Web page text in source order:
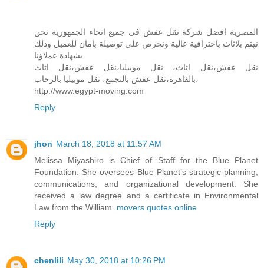
المصرية افضل شركة نقل عفش فى جميع انحاء الجمهورية نحن
نهتم بلاثاث باحترافية عالية ونحرص على توصيلة بامان للعميل وذلك
بشهادة عملاؤنا
نقل عفش،نقل اثاث، نقل موبيليا،نقل عفش،نقل اثاث
بالقاهرة،نقل عفش بالتجمع، نقل موبيليا بالرحاب،
http://www.egypt-moving.com
Reply
jhon March 18, 2018 at 11:57 AM
Melissa Miyashiro is Chief of Staff for the Blue Planet
Foundation. She oversees Blue Planet’s strategic planning,
communications, and organizational development. She
received a law degree and a certificate in Environmental
Law from the William. movers quotes online
Reply
chenlili May 30, 2018 at 10:26 PM